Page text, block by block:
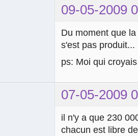
09-05-2009
Du moment que
s'est pas produit...
ps: Moi qui
07-05-2009
il n'y a que 230
chacun est libre